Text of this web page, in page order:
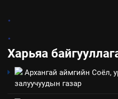
2
.
.
Харьяа
Архангай аймгийн Соёл,
залуучуудын газар